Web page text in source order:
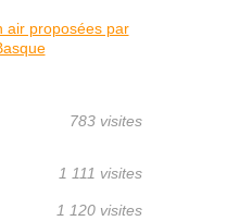
air proposées par
783 visites
1 111 visites
1 120 visites